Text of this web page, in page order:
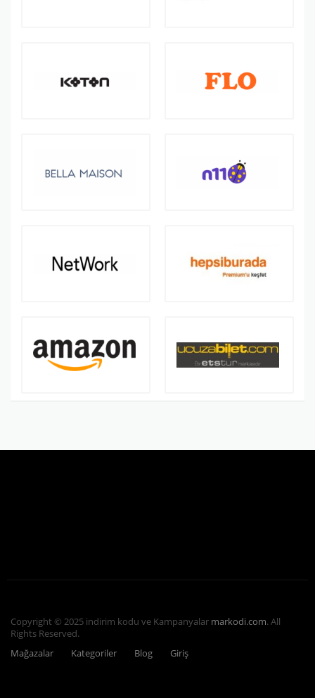
Copyright © 2025 indirim kodu ve Kampanyalar markodi.com. All
Rights Reserved.
Mağazalar
Kategoriler Blog Giriş